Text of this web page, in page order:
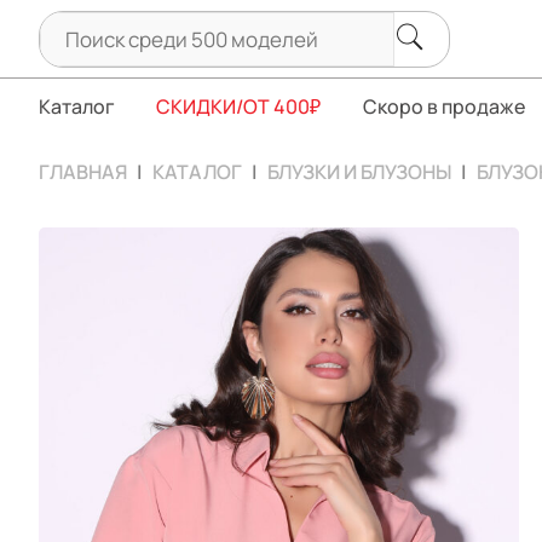
Каталог СКИДКИ/ОТ 400₽ Скоро в продаже
ГЛАВНАЯ КАТАЛОГ БЛУЗКИ И БЛУЗОНЫ